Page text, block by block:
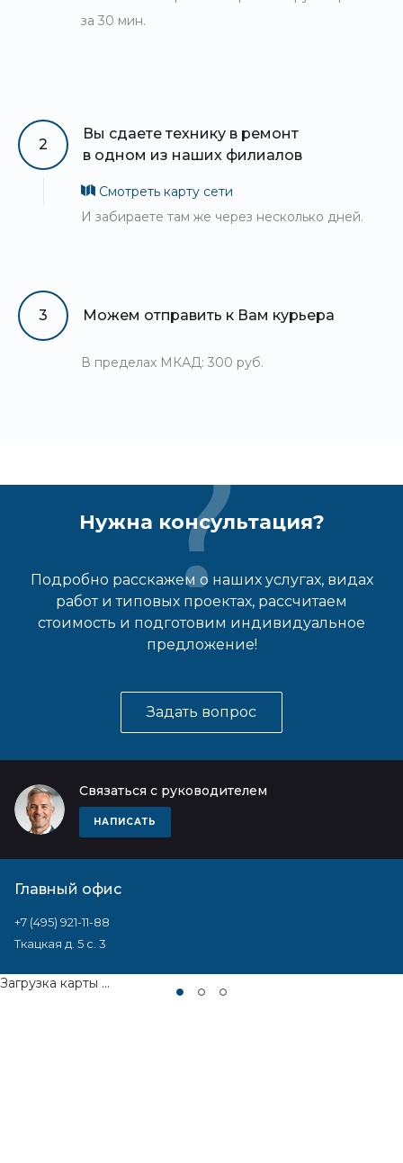
за 30 мин.
2
Вы сдаете технику в ремонт
в одном из наших филиалов
Смотреть карту сети
И забираете там же через несколько дней.
3 Можем отправить к Вам курьера
В пределах МКАД: 300 руб.
Нужна консультация?
Подробно расскажем о наших услугах, видах
работ и типовых проектах, рассчитаем
стоимость и подготовим индивидуальное
предложение!
Задать вопрос
Связаться с руководителем
НАПИСАТЬ
Главный офис
+7 (495) 921-11-88
Ткацкая д. 5 с. 3
Загрузка карты ...